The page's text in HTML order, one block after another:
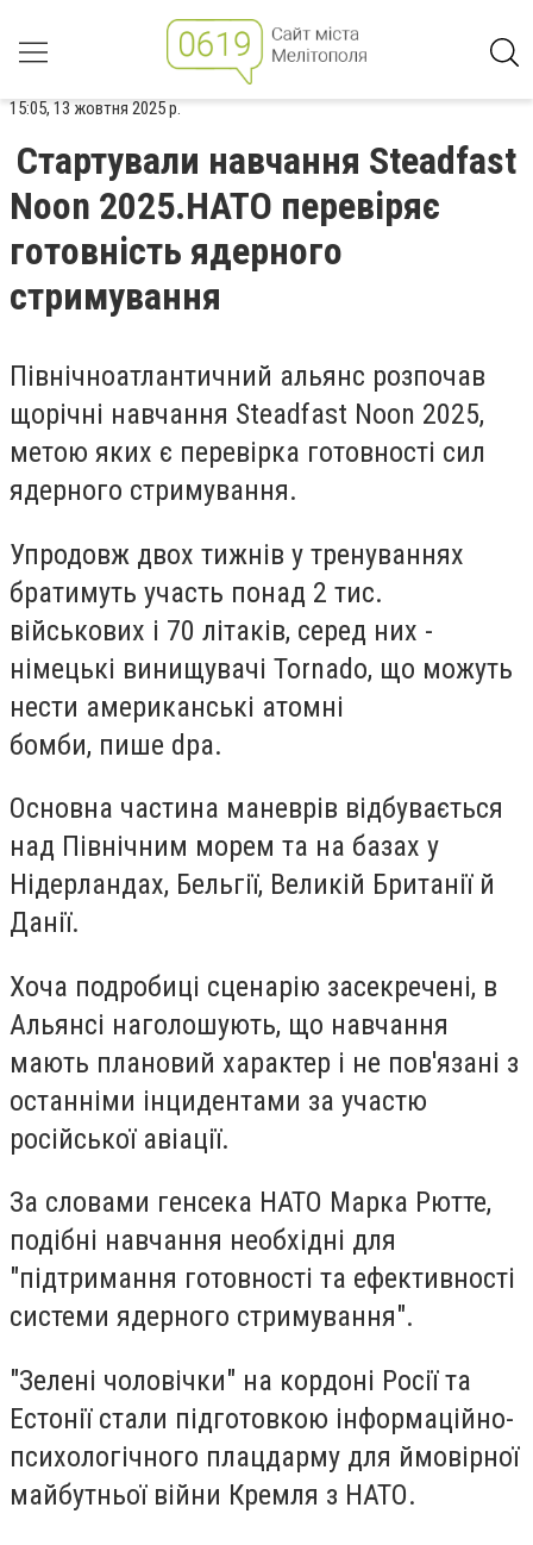
15:05, 13 жовтня 2025 р.
Стартували навчання Steadfast
Noon 2025.НАТО перевіряє
готовність ядерного
стримування
Північноатлантичний альянс розпочав
щорічні навчання Steadfast Noon 2025,
метою яких є перевірка готовності сил
ядерного стримування.
Упродовж двох тижнів у тренуваннях
братимуть участь понад 2 тис.
військових і 70 літаків, серед них -
німецькі винищувачі Tornado, що можуть
нести американські атомні
бомби, пише dpa.
Основна частина маневрів відбувається
над Північним морем та на базах у
Нідерландах, Бельгії, Великій Британії й
Данії.
Хоча подробиці сценарію засекречені, в
Альянсі наголошують, що навчання
мають плановий характер і не пов'язані з
останніми інцидентами за участю
російської авіації.
За словами генсека НАТО Марка Рютте,
подібні навчання необхідні для
"підтримання готовності та ефективності
системи ядерного стримування".
"Зелені чоловічки" на кордоні Росії та
Естонії стали підготовкою інформаційно-
психологічного плацдарму для ймовірної
майбутньої війни Кремля з НАТО.